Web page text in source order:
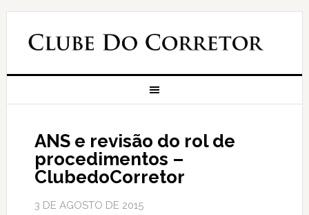
ANS e revisão do rol de
procedimentos –
ClubedoCorretor
3 DE AGOSTO DE 2015